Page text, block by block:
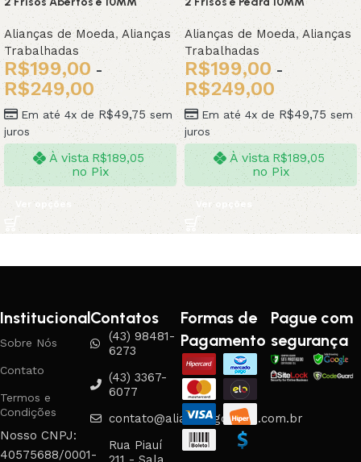
Alianças de Moeda, Alianças
Trabalhadas
R$199,00 -
R$249,00
Em até 4x de R$49,75sem
juros
À vista R$189,05
no Pix
Ver opções
Alianças de Moeda,Alianças
Trabalhadas
R$199,00 -
R$249,00
Em até 4x de R$49,75 sem
juros
À vista R$189,05
no Pix
Ver opções
Institucional
Sobre Nós
Contato
Termos e
Condições
Nosso CNPJ:
40575688/0001-
Contatos
(43) 98481-
6273
(43) 3367-
6077
contato@aliancasgouveia.com.br
Rua Piauí
Formas de
Pagamento
Pague com
segurança